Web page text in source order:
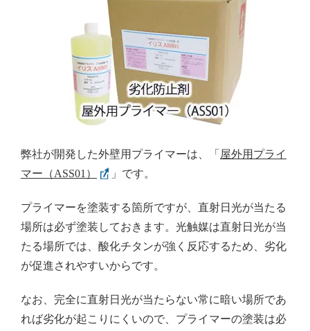
弊社が開発した外壁用プライマーは、「 屋外用プライ
マー（ASS01）
」です。
プライマーを塗装する箇所ですが、直射日光が当たる
場所は必ず塗装しておきます。光触媒は直射日光が当
たる場所では、酸化チタンが強く反応するため、劣化
が促進されやすいからです。
なお、完全に直射日光が当たらない常に暗い場所であ
れば劣化が起こりにくいので、プライマーの塗装は必